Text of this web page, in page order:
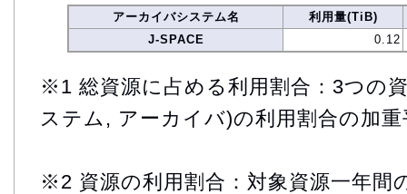
アーカイバシステム名
利用量(TiB)
J-SPACE
0.12
※1 総資源に占める利用割合：3つの
ステム, アーカイバ)の利用割合の加重
※2 資源の利用割合：対象資源一年間